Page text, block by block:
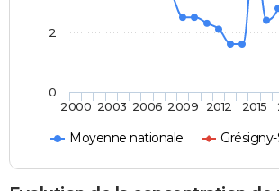
Moyenne nationale
2000 2003 2006 2009 2012 2015
0
2